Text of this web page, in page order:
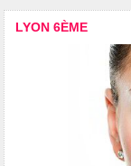
LYON 6ÈME